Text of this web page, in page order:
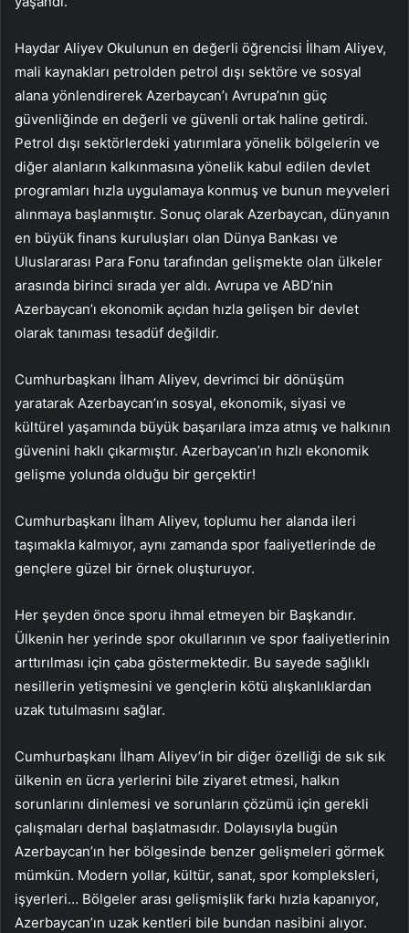
Haydar Aliyev Okulunun en değerli öğrencisi İlham Aliyev,
mali kaynakları petrolden petrol dışı sektöre ve sosyal
alana yönlendirerek Azerbaycan’ı Avrupa’nın güç
güvenliğinde en değerli ve güvenli ortak haline getirdi.
Petrol dışı sektörlerdeki yatırımlara yönelik bölgelerin ve
diğer alanların kalkınmasına yönelik kabul edilen devlet
programları hızla uygulamaya konmuş ve bunun meyveleri
alınmaya başlanmıştır. Sonuç olarak Azerbaycan, dünyanın
en büyük finans kuruluşları olan Dünya Bankası ve
Uluslararası Para Fonu tarafından gelişmekte olan ülkeler
arasında birinci sırada yer aldı. Avrupa ve ABD’nin
Azerbaycan’ı ekonomik açıdan hızla gelişen bir devlet
olarak tanıması tesadüf değildir.
Cumhurbaşkanı İlham Aliyev, devrimci bir dönüşüm
yaratarak Azerbaycan’ın sosyal, ekonomik, siyasi ve
kültürel yaşamında büyük başarılara imza atmış ve halkının
güvenini haklı çıkarmıştır. Azerbaycan’ın hızlı ekonomik
gelişme yolunda olduğu bir gerçektir!
Cumhurbaşkanı İlham Aliyev, toplumu her alanda ileri
taşımakla kalmıyor, aynı zamanda spor faaliyetlerinde de
gençlere güzel bir örnek oluşturuyor.
Her şeyden önce sporu ihmal etmeyen bir Başkandır.
Ülkenin her yerinde spor okullarının ve spor faaliyetlerinin
arttırılması için çaba göstermektedir. Bu sayede sağlıklı
nesillerin yetişmesini ve gençlerin kötü alışkanlıklardan
uzak tutulmasını sağlar.
Cumhurbaşkanı İlham Aliyev’in bir diğer özelliği de sık sık
ülkenin en ücra yerlerini bile ziyaret etmesi, halkın
sorunlarını dinlemesi ve sorunların çözümü için gerekli
çalışmaları derhal başlatmasıdır. Dolayısıyla bugün
Azerbaycan’ın her bölgesinde benzer gelişmeleri görmek
mümkün. Modern yollar, kültür, sanat, spor kompleksleri,
işyerleri… Bölgeler arası gelişmişlik farkı hızla kapanıyor,
Azerbaycan’ın uzak kentleri bile bundan nasibini alıyor.